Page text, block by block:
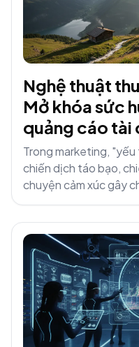
Nghệ thuật
Mở khóa sức
quảng cáo tài
Trong marketing,
chiến dịch táo bạo,
chuyện cảm xúc gây
hướng đến...